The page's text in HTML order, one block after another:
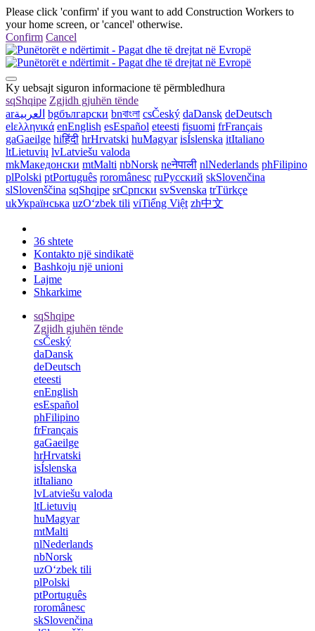
Please click 'confirm' if you want to add Construction Workers to
your home screen, or 'cancel' otherwise.
Confirm Cancel
Ky uebsajt siguron informacione të përmbledhura
sqShqipe Zgjidh gjuhën tënde
arالعربية bgбългарски bnবাংলা csČeský daDansk deDeutsch
elελληνικά enEnglish esEspañol eteesti fisuomi frFrançais
gaGaeilge hiहिंदी hrHrvatski huMagyar isÍslenska itItaliano
ltLietuvių lvLatviešu valoda
mkМакедонски mtMalti nbNorsk neनेपाली nlNederlands phFilipino
plPolski ptPortuguês roromânesc ruРусский skSlovenčina
slSlovenščina sqShqipe srСрпски svSvenska trTürkçe
ukУкраїнська uzOʻzbek tili viTiếng Việt zh中文
36 shtete
Kontakto një sindikatë
Bashkoju një unioni
Lajme
Shkarkime
sqShqipe
Zgjidh gjuhën tënde
csČeský
daDansk
deDeutsch
eteesti
enEnglish
esEspañol
phFilipino
frFrançais
gaGaeilge
hrHrvatski
isÍslenska
itItaliano
lvLatviešu valoda
ltLietuvių
huMagyar
mtMalti
nlNederlands
nbNorsk
uzOʻzbek tili
plPolski
ptPortuguês
roromânesc
skSlovenčina